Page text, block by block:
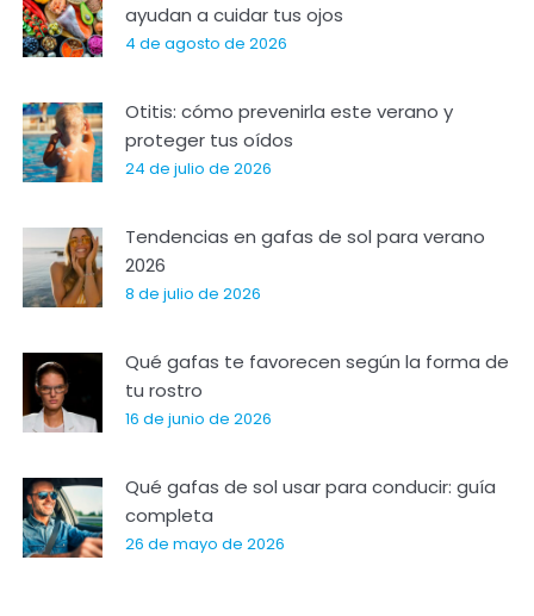
ayudan a cuidar tus ojos
4 de agosto de 2026
Otitis: cómo prevenirla este verano y
proteger tus oídos
24 de julio de 2026
Tendencias en gafas de sol para verano
2026
8 de julio de 2026
Qué gafas te favorecen según la forma de
tu rostro
16 de junio de 2026
Qué gafas de sol usar para conducir: guía
completa
26 de mayo de 2026